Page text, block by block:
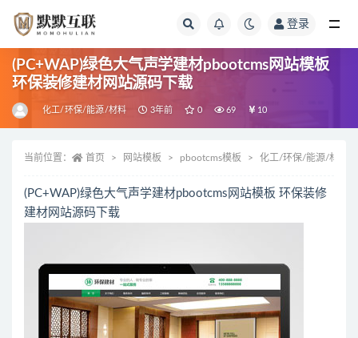
登录
(PC+WAP)绿色大气声学建材pbootcms网站模板
环保装修建材网站源码下载
化工/环保/能源/材料 3年前 0 69 10
当前位置： 首页 网站模板 pbootcms模板 化工/环保/能源/材料
(PC+WAP)绿色大气声学建材pbootcms网站模板 环保装修
建材网站源码下载